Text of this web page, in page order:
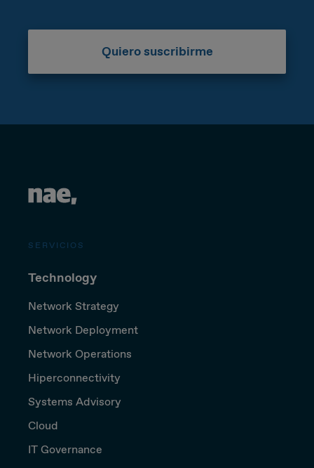
Quiero suscribirme
SERVICIOS
Technology
Network Strategy
Network Deployment
Network Operations
Hiperconnectivity
Systems Advisory
Cloud
IT Governance